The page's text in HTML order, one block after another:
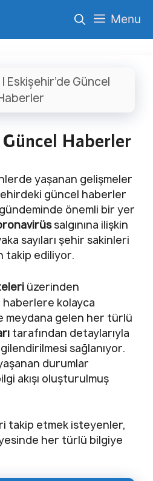
Menu
| Eskişehir’de Güncel
Güncel Haberler
yaşanan gelişmeler
güncel haberler
gündeminde önemli bir yer
salgınına ilişkin
sayıları şehir sakinleri
takip ediliyor.
üzerinden
kolayca
meydana gelen her türlü
tarafından detaylarıyla
sağlanıyor.
durumlar
akışı oluşturulmuş
takip etmek isteyenler,
her türlü bilgiye